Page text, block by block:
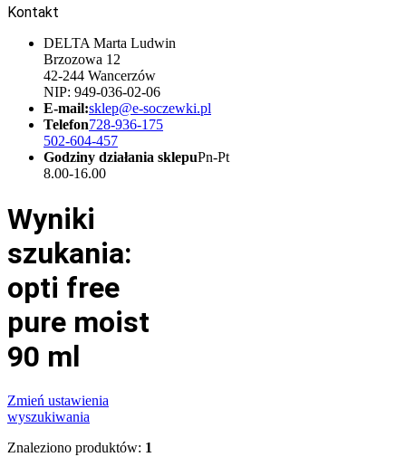
Kontakt
DELTA Marta Ludwin
Brzozowa 12
42-244 Wancerzów
NIP: 949-036-02-06
E-mail:sklep@e-soczewki.pl
Telefon728-936-175
502-604-457
Godziny działania sklepuPn-Pt
8.00-16.00
Wyniki
szukania:
opti free
pure moist
90 ml
Zmień ustawienia
wyszukiwania
Znaleziono produktów: 1